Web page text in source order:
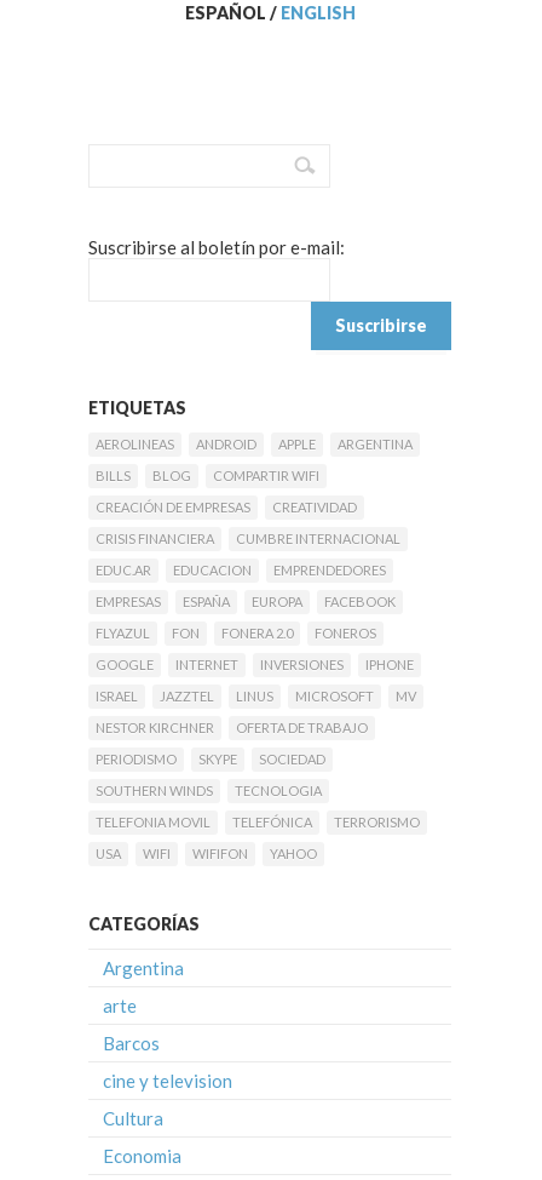
ESPAÑOL / ENGLISH
Suscribirse al boletín por e-mail:
ETIQUETAS
AEROLINEAS ANDROID APPLE
ARGENTINA
BILLS
BLOG
COMPARTIR WIFI
CREACIÓN DE EMPRESAS
CREATIVIDAD
CRISIS FINANCIERA
CUMBRE INTERNACIONAL
EDUC.AR
EDUCACION
EMPRENDEDORES
EMPRESAS
ESPAÑA EUROPA
FACEBOOK
FLYAZUL
FON FONERA 2.0
FONEROS
GOOGLE
INTERNET INVERSIONES
IPHONE
ISRAEL
JAZZTEL LINUS MICROSOFT
MV
NESTOR KIRCHNER
OFERTA DE TRABAJO
PERIODISMO
SKYPE
SOCIEDAD
SOUTHERN WINDS
TECNOLOGIA
TELEFONIA MOVIL
TELEFÓNICA
TERRORISMO
USA
WIFI WIFIFON YAHOO
CATEGORÍAS
Argentina
arte
Barcos
cine y television
Cultura
Economia